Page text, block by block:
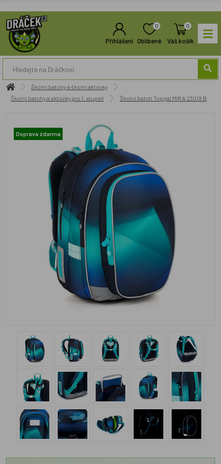
Přihlášení
0
Oblíbené
0
Váš košík
Školní batohy a školní aktovky
Školní batohy a aktovky pro 1. stupeň
Školní batoh Topgal MIRA 23019 B
Doprava zdarma